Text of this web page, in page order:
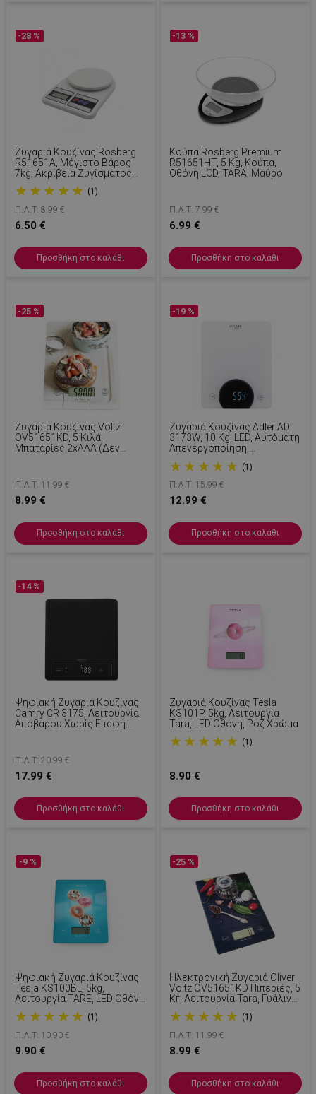
Ζυγαριά Κουζίνας Rosberg
R51651A, Μέγιστο Βάρος
7kg, Ακρίβεια Ζυγίσματος
1g, LCD, Λειτουργία Ένδειξης
Απόβαρου (TARΕ), Λευκό
★ ★ ★ ★ ★ (1)
-28 %
Π.Λ.Τ: 8.99 €
6.50 €
Προσθήκη στο καλάθι
Κούπα Rosberg Premium
R51651HT, 5 Kg, Κούπα,
Οθόνη LCD, TARA, Μαύρο
-13 %
Π.Λ.Τ: 7.99 €
6.99 €
Προσθήκη στο καλάθι
Ζυγαριά Κουζίνας Voltz
OV51651KD, 5 Κιλά,
Μπαταρίες 2xAAA (δεν
-25 %
Π.Λ.Τ: 11.99 €
8.99 €
Προσθήκη στο καλάθι
Ζυγαριά Κουζίνας Adler AD
3173W, 10 Kg, LED, Αυτόματη
Απενεργοποίηση,
Λειτουργία Απόβαρου,
Σκληρυμένο Γυαλί, Λευκό
★ ★ ★ ★ ★ (1)
-19 %
Π.Λ.Τ: 15.99 €
12.99 €
Προσθήκη στο καλάθι
Ψηφιακή Ζυγαριά Κουζίνας
Camry CR 3175, Λειτουργία
Απόβαρου Χωρίς Επαφή
Kg, Λειτουργία Μέτρησης
Υγρών, Μαύρο Γυαλί
-14 %
Π.Λ.Τ: 20.99 €
17.99 €
Προσθήκη στο καλάθι
Ζυγαριά Κουζίνας Tesla
KS101P, 5kg, Λειτουργία
Tara, LED Οθόνη, Ροζ Χρώμα
★ ★ ★ ★ ★ (1)
8.90 €
Προσθήκη στο καλάθι
Ψηφιακή Ζυγαριά Κουζίνας
Tesla KS100BL, 5kg,
Λειτουργία TARE, LED Οθόνη,
Μπλε
★ ★ ★ ★ ★ (1)
-9 %
Π.Λ.Τ: 10.90 €
9.90 €
Προσθήκη στο καλάθι
Ηλεκτρoνική Ζυγαριά Oliver
Voltz OV51651KD Πιπεριές, 5
Кг, Λειτουργία Tara, Γυάλινη,
Πιπεριές/Μαύρο Χρώμα
★ ★ ★ ★ ★ (1)
-25 %
Π.Λ.Τ: 11.99 €
8.99 €
Προσθήκη στο καλάθι